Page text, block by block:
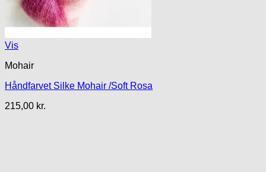
Vis
Mohair
Håndfarvet Silke Mohair /Soft Rosa
215,00 kr.